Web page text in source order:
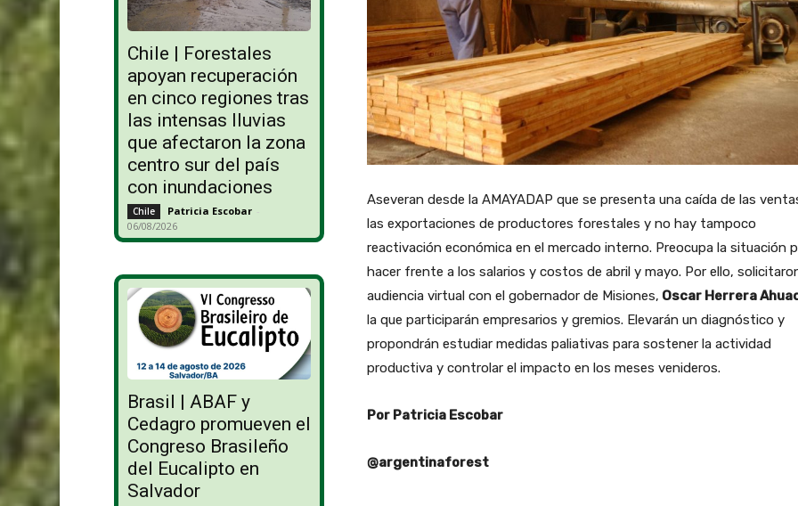
Chile | Forestales
apoyan recuperación
en cinco regiones tras
las intensas lluvias
que afectaron la zona
centro sur del país
con inundaciones
Chile Patricia Escobar -
06/08/2026
Brasil | ABAF y
Cedagro promueven el
Congreso Brasileño
del Eucalipto en
Salvador
Aseveran desde la AMAYADAP que se presenta una caída de las
las exportaciones de productores forestales y no hay tampoco
reactivación económica en el mercado interno. Preocupa la situación
hacer frente a los salarios y costos de abril y mayo. Por ello,
audiencia virtual con el gobernador de Misiones, Oscar Herrera
la que participarán empresarios y gremios. Elevarán un diagnóstico y
propondrán estudiar medidas paliativas para sostener la actividad
productiva y controlar el impacto en los meses venideros.
Por Patricia Escobar
@argentinaforest